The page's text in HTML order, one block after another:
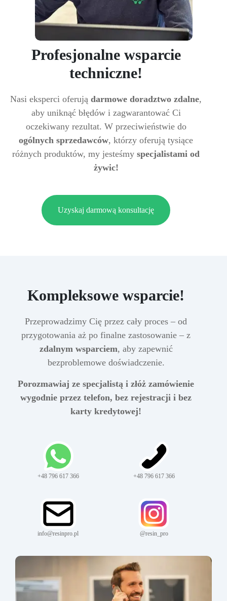
Profesjonalne wsparcie
techniczne!
Nasi eksperci oferują darmowe doradztwo zdalne,
aby uniknąć błędów i zagwarantować Ci
oczekiwany rezultat. W przeciwieństwie do
ogólnych sprzedawców, którzy oferują tysiące
różnych produktów, my jesteśmy specjalistami od
żywic!
Uzyskaj darmową konsultację
Kompleksowe wsparcie!
Przeprowadzimy Cię przez cały proces – od
przygotowania aż po finalne zastosowanie – z
zdalnym wsparciem, aby zapewnić
bezproblemowe doświadczenie.
Porozmawiaj ze specjalistą i złóż zamówienie
wygodnie przez telefon, bez rejestracji i bez
karty kredytowej!
+48 796 617 366 +48 796 617 366
info@resinpro.pl @resin_pro